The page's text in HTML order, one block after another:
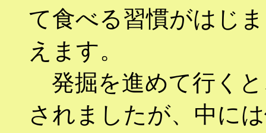
て食べる習慣がはじ
えます。
発掘を進めて行く
されましたが、中に